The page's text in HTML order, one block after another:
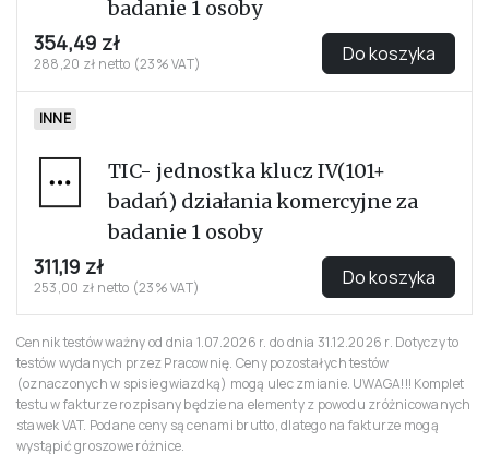
badanie 1 osoby
354,49 zł
288,20 zł netto (23% VAT) Do koszyka
INNE
TIC- jednostka klucz IV(101+
badań) działania komercyjne za
badanie 1 osoby
311,19 zł
253,00 zł netto (23% VAT) Do koszyka
Cennik testów ważny od dnia 1.07.2026 r. do dnia 31.12.2026 r. Dotyczy to
testów wydanych przez Pracownię. Ceny pozostałych testów
(oznaczonych w spisie gwiazdką) mogą ulec zmianie. UWAGA!!! Komplet
testu w fakturze rozpisany będzie na elementy z powodu zróżnicowanych
stawek VAT. Podane ceny są cenami brutto, dlatego na fakturze mogą
wystąpić groszowe różnice.